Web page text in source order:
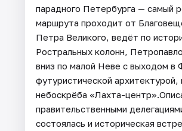
парадного Петербурга — самый
маршрута проходит от
Петра Великого, ведёт по
Ростральных колонн,
вниз по малой Неве с выходом в
футуристической
небоскрёба «Лахта-
правительственными
состоялась и историческая